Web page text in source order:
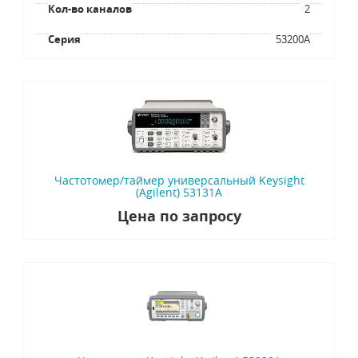
Кол-во каналов 2
Серия 53200A
Частотомер/таймер универсальный Keysight
(Agilent) 53131A
Цена по запросу